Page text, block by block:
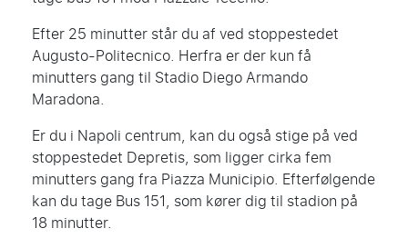
Efter 25 minutter står du af ved stoppestedet
Augusto-Politecnico. Herfra er der kun få
minutters gang til Stadio Diego Armando
Maradona.
Er du i Napoli centrum, kan du også stige på ved
stoppestedet Depretis, som ligger cirka fem
minutters gang fra Piazza Municipio. Efterfølgende
kan du tage Bus 151, som kører dig til stadion på
18 minutter.